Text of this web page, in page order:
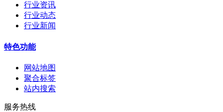
行业资讯
行业动态
行业新闻
特色功能
网站地图
聚合标签
站内搜索
服务热线